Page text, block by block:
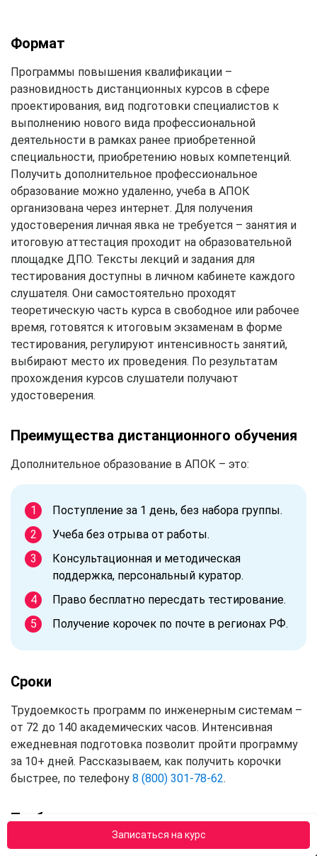
Записаться на курс
Формат
Программы повышения квалификации –
разновидность дистанционных курсов в сфере
проектирования, вид подготовки специалистов к
выполнению нового вида профессиональной
деятельности в рамках ранее приобретенной
специальности, приобретению новых компетенций.
Получить дополнительное профессиональное
образование можно удаленно, учеба в АПОК
организована через интернет. Для получения
удостоверения личная явка не требуется – занятия и
итоговую аттестация проходит на образовательной
площадке ДПО. Тексты лекций и задания для
тестирования доступны в личном кабинете каждого
слушателя. Они самостоятельно проходят
теоретическую часть курса в свободное или рабочее
время, готовятся к итоговым экзаменам в форме
тестирования, регулируют интенсивность занятий,
выбирают место их проведения. По результатам
прохождения курсов слушатели получают
удостоверения.
Преимущества дистанционного обучения
Дополнительное образование в АПОК – это:
Поступление за 1 день, без набора группы.
Учеба без отрыва от работы.
Консультационная и методическая
поддержка, персональный куратор.
Право бесплатно пересдать тестирование.
Получение корочек по почте в регионах РФ.
Сроки
Трудоемкость программ по инженерным системам –
от 72 до 140 академических часов. Интенсивная
ежедневная подготовка позволит пройти программу
за 10+ дней. Рассказываем, как получить корочки
быстрее, по телефону 8 (800) 301-78-62.
Требования к слушателям
Пройти курсы в АПОК смогут граждане России с